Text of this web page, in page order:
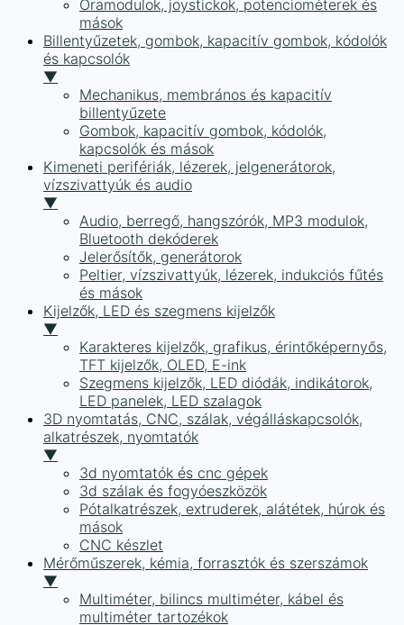
Óramodulok, joystickok, potenciométerek és
mások
Billentyűzetek, gombok, kapacitív gombok, kódolók
és kapcsolók
▼
Mechanikus, membrános és kapacitív
billentyűzete
Gombok, kapacitív gombok, kódolók,
kapcsolók és mások
Kimeneti perifériák, lézerek, jelgenerátorok,
vízszivattyúk és audio
▼
Audio, berregő, hangszórók, MP3 modulok,
Bluetooth dekóderek
Jelerősítők, generátorok
Peltier, vízszivattyúk, lézerek, indukciós fűtés
és mások
Kijelzők, LED és szegmens kijelzők
▼
Karakteres kijelzők, grafikus, érintőképernyős,
TFT kijelzők, OLED, E-ink
Szegmens kijelzők, LED diódák, indikátorok,
LED panelek, LED szalagok
3D nyomtatás, CNC, szálak, végálláskapcsolók,
alkatrészek, nyomtatók
▼
3d nyomtatók és cnc gépek
3d szálak és fogyóeszközök
Pótalkatrészek, extruderek, alátétek, húrok és
mások
CNC készlet
Mérőműszerek, kémia, forrasztók és szerszámok
▼
Multiméter, bilincs multiméter, kábel és
multiméter tartozékok